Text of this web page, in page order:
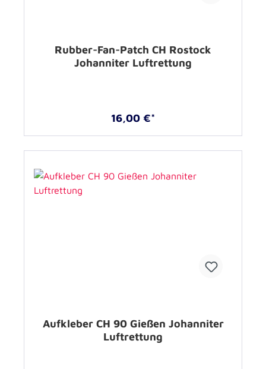
Rubber-Fan-Patch CH Rostock
Johanniter Luftrettung
16,00 €*
Aufkleber CH 90 Gießen Johanniter
Luftrettung